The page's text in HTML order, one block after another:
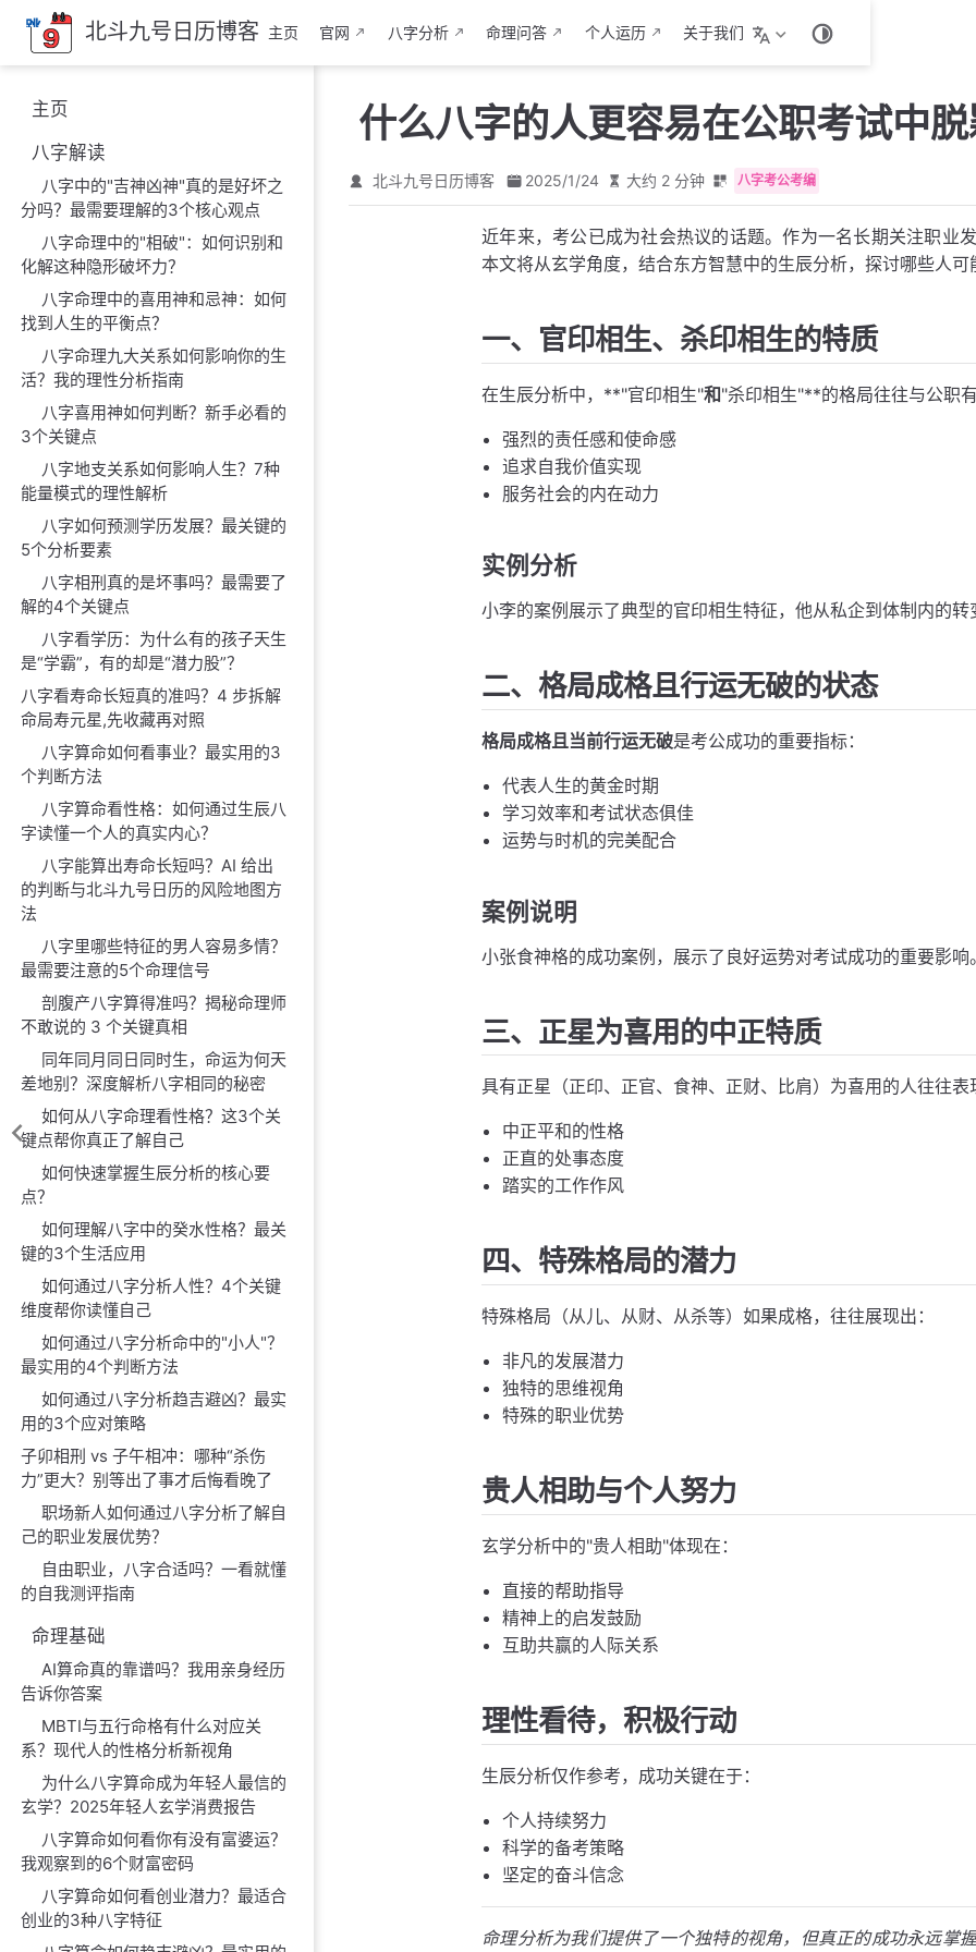
跳
至
主
要
內
容
北斗九号日历博客 主页 官网 八字分析 命理问答 个人运历 关于我们
主页
八字解读
八字中的"吉神凶神"真的是好坏之
分吗？最需要理解的3个核心观点
八字命理中的"相破"：如何识别和
化解这种隐形破坏力？
八字命理中的喜用神和忌神：如何
找到人生的平衡点？
八字命理九大关系如何影响你的生
活？我的理性分析指南
八字喜用神如何判断？新手必看的
3个关键点
八字地支关系如何影响人生？7种
能量模式的理性解析
八字如何预测学历发展？最关键的
5个分析要素
八字相刑真的是坏事吗？最需要了
解的4个关键点
八字看学历：为什么有的孩子天生
是“学霸”，有的却是“潜力股”？
八字看寿命长短真的准吗？4 步拆解
命局寿元星,先收藏再对照
八字算命如何看事业？最实用的3
个判断方法
八字算命看性格：如何通过生辰八
字读懂一个人的真实内心？
八字能算出寿命长短吗？AI 给出
的判断与北斗九号日历的风险地图方
法
八字里哪些特征的男人容易多情？
最需要注意的5个命理信号
剖腹产八字算得准吗？揭秘命理师
不敢说的 3 个关键真相
同年同月同日同时生，命运为何天
差地别？深度解析八字相同的秘密
如何从八字命理看性格？这3个关
键点帮你真正了解自己
如何快速掌握生辰分析的核心要
点？
如何理解八字中的癸水性格？最关
键的3个生活应用
如何通过八字分析人性？4个关键
维度帮你读懂自己
如何通过八字分析命中的"小人"？
最实用的4个判断方法
如何通过八字分析趋吉避凶？最实
用的3个应对策略
子卯相刑 vs 子午相冲：哪种“杀伤
力”更大？别等出了事才后悔看晚了
职场新人如何通过八字分析了解自
己的职业发展优势？
自由职业，八字合适吗？一看就懂
的自我测评指南
命理基础
AI算命真的靠谱吗？我用亲身经历
告诉你答案
MBTI与五行命格有什么对应关
系？现代人的性格分析新视角
为什么八字算命成为年轻人最信的
玄学？2025年轻人玄学消费报告
八字算命如何看你有没有富婆运？
我观察到的6个财富密码
八字算命如何看创业潜力？最适合
创业的3种八字特征
什么八字的人更容易在公职考试中
北斗九号日历博客 2025/1/24 大约 2 分钟 八字考公考编
近年来，考公已成为社会热议的话题。作为一名长期关注职业
本文将从玄学角度，结合东方智慧中的生辰分析，探讨哪些人
一、官印相生、杀印相生的特质
在生辰分析中，**"官印相生"和"杀印相生"**的格局往往与公职
强烈的责任感和使命感
追求自我价值实现
服务社会的内在动力
实例分析
小李的案例展示了典型的官印相生特征，他从私企到体制内的
二、格局成格且行运无破的状态
格局成格且当前行运无破是考公成功的重要指标：
代表人生的黄金时期
学习效率和考试状态俱佳
运势与时机的完美配合
案例说明
小张食神格的成功案例，展示了良好运势对考试成功的重要影响
三、正星为喜用的中正特质
具有正星（正印、正官、食神、正财、比肩）为喜用的人往往表
中正平和的性格
正直的处事态度
踏实的工作作风
四、特殊格局的潜力
特殊格局（从儿、从财、从杀等）如果成格，往往展现出：
非凡的发展潜力
独特的思维视角
特殊的职业优势
贵人相助与个人努力
玄学分析中的"贵人相助"体现在：
直接的帮助指导
精神上的启发鼓励
互助共赢的人际关系
理性看待，积极行动
生辰分析仅作参考，成功关键在于：
个人持续努力
科学的备考策略
坚定的奋斗信念
命理分析为我们提供了一个独特的视角，但真正的成功永远掌